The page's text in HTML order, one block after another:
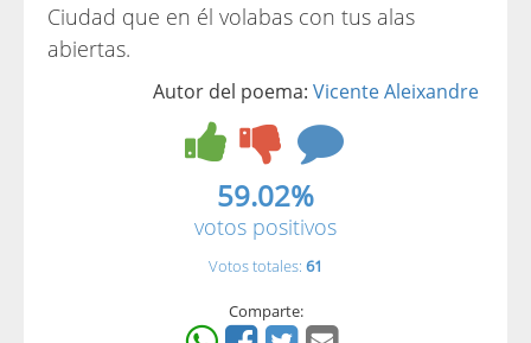
Ciudad que en él volabas con tus alas
abiertas.
Autor del poema: Vicente Aleixandre
59.02%
votos positivos
Votos totales: 61
Comparte: